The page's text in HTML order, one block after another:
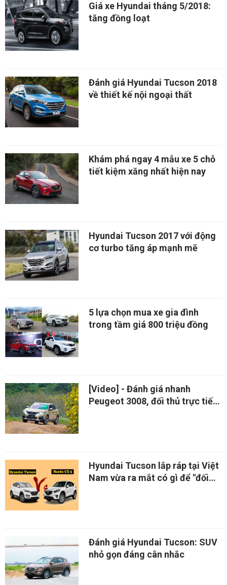
Giá xe Hyundai tháng 5/2018:
tăng đồng loạt
Đánh giá Hyundai Tucson 2018
về thiết kế nội ngoại thất
Khám phá ngay 4 mẫu xe 5 chỗ
tiết kiệm xăng nhất hiện nay
Hyundai Tucson 2017 với động
cơ turbo tăng áp mạnh mẽ
5 lựa chọn mua xe gia đình
trong tầm giá 800 triệu đồng
[Video] - Đánh giá nhanh
Peugeot 3008, đối thủ trực tiếp
Hyundai Tucson lắp ráp tại Việt
Nam vừa ra mắt có gì để "đối
Đánh giá Hyundai Tucson: SUV
nhỏ gọn đáng cân nhắc